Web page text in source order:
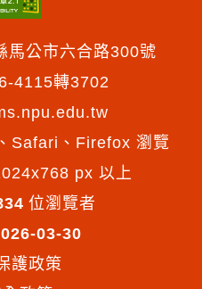
馬公市六合路300號
4115轉3702
Safari、Firefox 瀏覽
px 以上
位瀏覽者
03-30
護政策